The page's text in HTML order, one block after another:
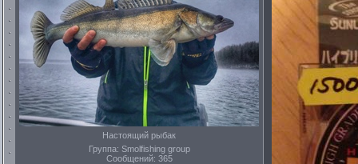
Настоящий рыбак
Группа: Smolfishing group
Сообщений: 365